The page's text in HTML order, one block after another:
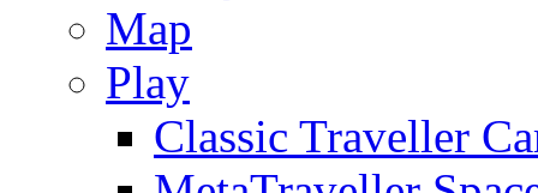
Map
Play
Classic Traveller